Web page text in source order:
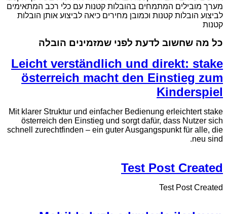
מערך מובילים המתמחים בהובלות קטנות עם כלי רכב המתאימים
לביצוע הובלות קטנות וכמובן מחירים כיאה לביצוע אותן הובלות
קטנות
כל מה שחשוב לדעת לפני שמזמינים הובלה
Leicht verständlich und direkt: stake
österreich macht den Einstieg zum
Kinderspiel
Mit klarer Struktur und einfacher Bedienung erleichtert stake
österreich den Einstieg und sorgt dafür, dass Nutzer sich
schnell zurechtfinden – ein guter Ausgangspunkt für alle, die
neu sind.
Test Post Created
Test Post Created